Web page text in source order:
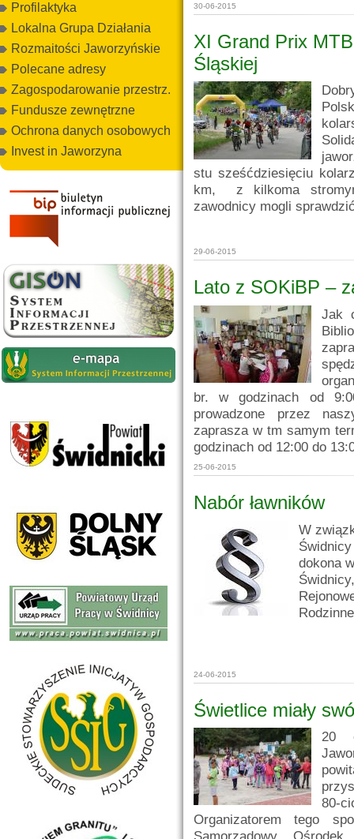
Profilaktyka
Lokalna Grupa Działania
Rozmaitości Jaworzyńskie
Polecane adresy
Zagospodarowanie przestrz.
Fundusze zewnętrzne
Ochrona danych osobowych
Invest in Jaworzyna
30-06-2015
XI Grand Prix
Śląskiej
stu sześćdziesięciu
km, z kilkoma
zawodnicy mogli
29-06-2015
Lato z SOKiBP –
Jak
br. w godzinach od
prowadzone przez
zaprasza w tm samym
godzinach od 12:00 do
25-06-2015
Nabór ławników
W
dokona
24-06-2015
Świetlice miały
20
80-
Organizatorem tego